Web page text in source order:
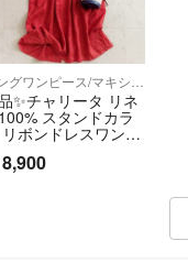
✨チャリータ リネ
スタンドカラ
ボンドレスワンピ